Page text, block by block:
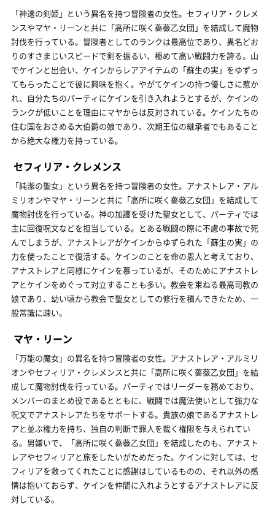
「神速の剣姫」という異名を持つ冒険者の女性。セフィリア・クレメ
ンスやマヤ・リーンと共に「高所に咲く薔薇乙女団」を結成して魔物
討伐を行っている。冒険者としてのランクは最高位であり、異名どお
りのすさまじいスピードで剣を振るい、極めて高い戦闘力を誇る。山
でケインと出会い、ケインからレアアイテムの「蘇生の実」をゆずっ
てもらったことで彼に興味を抱く。やがてケインの持つ優しさに惹か
れ、自分たちのパーティにケインを引き入れようとするが、ケインの
ランクが低いことを理由にマヤからは反対されている。ケインたちの
住む国をおさめる大伯爵の娘であり、次期王位の継承者でもあること
から絶大な権力を持っている。
セフィリア・クレメンス
「純潔の聖女」という異名を持つ冒険者の女性。アナストレア・アル
ミリオンやマヤ・リーンと共に「高所に咲く薔薇乙女団」を結成して
魔物討伐を行っている。神の加護を受けた聖女として、パーティでは
主に回復呪文などを担当している。とある戦闘の際に不慮の事故で死
んでしまうが、アナストレアがケインからゆずられた「蘇生の実」の
力を使ったことで復活する。ケインのことを命の恩人と考えており、
アナストレアと同様にケインを慕っているが、そのためにアナストレ
アとケインをめぐって対立することも多い。教会を束ねる最高司教の
娘であり、幼い頃から教会で聖女としての修行を積んできたため、一
般常識に疎い。
マヤ・リーン
「万能の魔女」の異名を持つ冒険者の女性。アナストレア・アルミリ
オンやセフィリア・クレメンスと共に「高所に咲く薔薇乙女団」を結
成して魔物討伐を行っている。パーティではリーダーを務めており、
メンバーのまとめ役であるとともに、戦闘では魔法使いとして強力な
呪文でアナストレアたちをサポートする。貴族の娘であるアナストレ
アと並ぶ権力を持ち、独自の判断で罪人を裁く権限を与えられてい
る。男嫌いで、「高所に咲く薔薇乙女団」を結成したのも、アナスト
レアやセフィリアと旅をしたいがためだった。ケインに対しては、セ
フィリアを救ってくれたことに感謝はしているものの、それ以外の感
情は抱いておらず、ケインを仲間に入れようとするアナストレアに反
対している。